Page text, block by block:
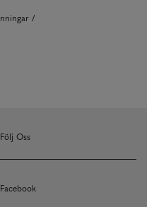
Följ Oss
Facebook